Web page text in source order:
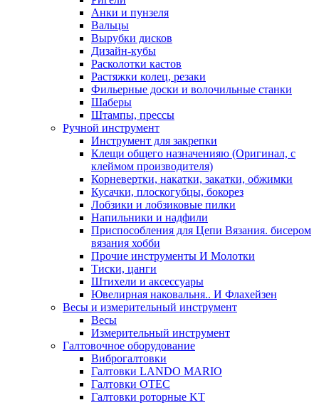
Анки и пунзеля
Вальцы
Вырубки дисков
Дизайн-кубы
Расколотки кастов
Растяжки колец, резаки
Фильерные доски и волочильные станки
Шаберы
Штампы, прессы
Ручной инструмент
Инструмент для закрепки
Клещи общего назначенияю (Оригинал, с
клеймом производителя)
Корневертки, накатки, закатки, обжимки
Кусачки, плоскогубцы, бокорез
Лобзики и лобзиковые пилки
Напильники и надфили
Приспособления для Цепи Вязания. бисером
вязания хобби
Прочие инструменты И Молотки
Тиски, цанги
Штихели и аксессуары
Ювелирная наковальня.. И Флахейзен
Весы и измерительный инструмент
Весы
Измерительный инструмент
Галтовочное оборудование
Виброгалтовки
Галтовки LANDO MARIO
Галтовки OTEC
Галтовки роторные KT